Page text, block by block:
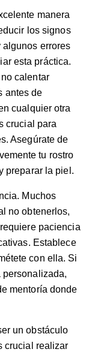
manera
los signos
errores
esta práctica.
calentar
antes de
cualquier otra
crucial para
Asegúrate de
tu rostro
preparar la piel.
Muchos
no obtenerlos,
paciencia
Establece
con ella. Si
personalizada,
mentoría donde
un obstáculo
crucial realizar